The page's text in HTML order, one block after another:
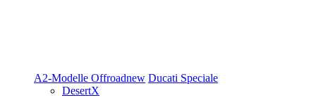
A2-Modelle Offroadnew Ducati Speciale
DesertX